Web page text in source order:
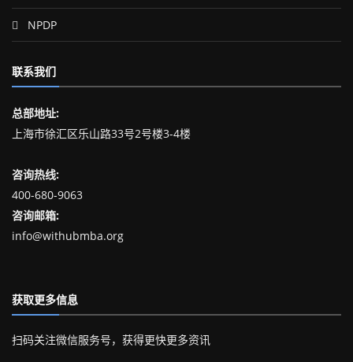
NPDP
联系我们
总部地址:
上海市徐汇区乐山路33号2号楼3-4楼
咨询热线:
400-680-9063
咨询邮箱:
info@withubmba.org
获取更多信息
扫码关注微信服务号，获得更快更多资讯